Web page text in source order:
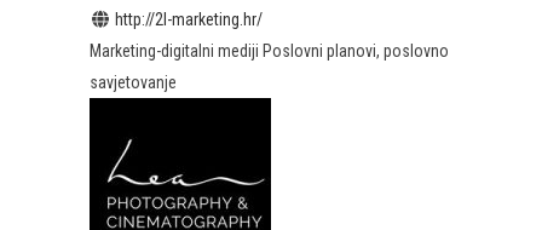
http://2l-marketing.hr/
Marketing-digitalni mediji Poslovni planovi, poslovno
savjetovanje